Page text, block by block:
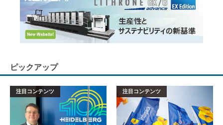
ピックアップ
注目コンテンツ 注目コンテンツ